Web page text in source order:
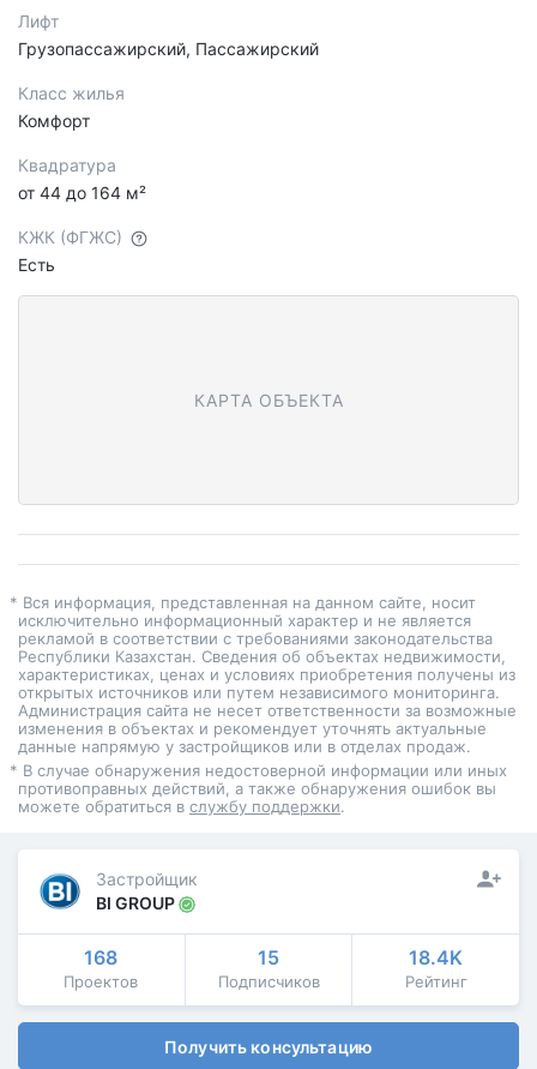
Лифт
Грузопассажирский, Пассажирский
Класс жилья
Комфорт
Квадратура
от 44 до 164 м²
КЖК (ФГЖС)
Есть
КАРТА ОБЪЕКТА
* Вся информация, представленная на данном сайте, носит
исключительно информационный характер и не является
рекламой в соответствии с требованиями законодательства
Республики Казахстан. Сведения об объектах недвижимости,
характеристиках, ценах и условиях приобретения получены из
открытых источников или путем независимого мониторинга.
Администрация сайта не несет ответственности за возможные
изменения в объектах и рекомендует уточнять актуальные
данные напрямую у застройщиков или в отделах продаж.
* В случае обнаружения недостоверной информации или иных
противоправных действий, а также обнаружения ошибок вы
можете обратиться в службу поддержки.
Застройщик
BI GROUP
168
Проектов
15
Подписчиков
18.4K
Рейтинг
Получить консультацию